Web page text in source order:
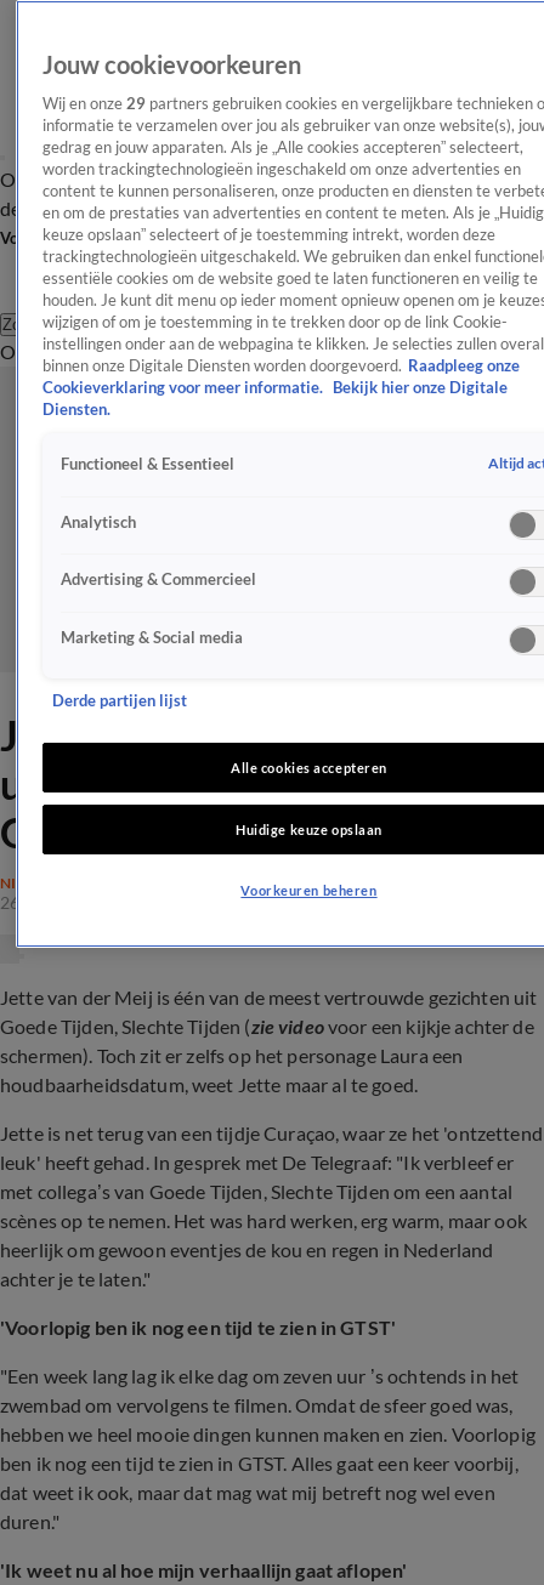
OverzichtAfleveringen Entertainment TV Algemeen
Tip
de redactieNieuwsbrief
Volg Shownieuws
Zoeken
OverzichtEntertainmentSpraakmakendRealityCrimeVideo's
Jette van der Meij laat zich
uit over 'vertrek Laura uit
GTST'
NIEUWS
26 feb 2024, 14:11
Jette van der Meij is één van de meest vertrouwde gezichten uit
Goede Tijden, Slechte Tijden (zie videovoor een kijkje achter de
schermen). Toch zit er zelfs op het personage Laura een
houdbaarheidsdatum, weet Jette maar al te goed.
Jette is net terug van een tijdje Curaçao, waar ze het 'ontzettend
leuk' heeft gehad. In gesprek met De Telegraaf: "Ik verbleef er
met collega’s van Goede Tijden, Slechte Tijden om een aantal
scènes op te nemen. Het was hard werken, erg warm, maar ook
heerlijk om gewoon eventjes de kou en regen in Nederland
achter je te laten."
'Voorlopig ben ik nog een tijd te zien in GTST'
"Een week lang lag ik elke dag om zeven uur ’s ochtends in het
zwembad om vervolgens te filmen. Omdat de sfeer goed was,
hebben we heel mooie dingen kunnen maken en zien. Voorlopig
ben ik nog een tijd te zien in GTST. Alles gaat een keer voorbij,
dat weet ik ook, maar dat mag wat mij betreft nog wel even
duren."
'Ik weet nu al hoe mijn verhaallijn gaat aflopen'
Jouw cookievoorkeuren
Wij en onze 29 partners gebruiken cookies en vergelijkbare technieken
informatie te verzamelen over jou als gebruiker van onze website(s),
gedrag en jouw apparaten. Als je „Alle cookies accepteren” selecteert,
worden trackingtechnologieën ingeschakeld om onze advertenties en
content te kunnen personaliseren, onze producten en diensten te
en om de prestaties van advertenties en content te meten. Als je
keuze opslaan” selecteert of je toestemming intrekt, worden deze
trackingtechnologieën uitgeschakeld. We gebruiken dan enkel
essentiële cookies om de website goed te laten functioneren en veilig te
houden. Je kunt dit menu op ieder moment opnieuw openen om je
wijzigen of om je toestemming in te trekken door op de link Cookie-
instellingen onder aan de webpagina te klikken. Je selecties zullen overal
binnen onze Digitale Diensten worden doorgevoerd. Raadpleeg onze
Cookieverklaring voor meer informatie.
Bekijk hier onze Digitale
Diensten.
Functioneel & Essentieel Altijd
Analytisch
Advertising & Commercieel
Marketing & Social media
Derde partijen lijst
Alle cookies accepteren
Huidige keuze opslaan
Voorkeuren beheren